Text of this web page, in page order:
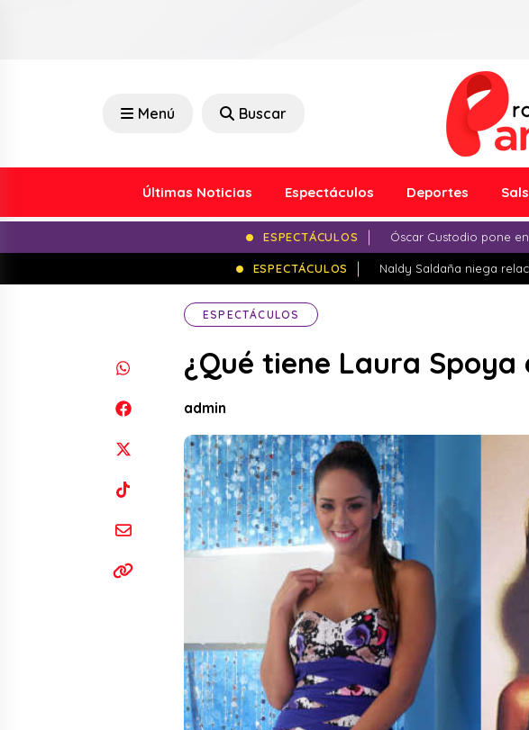
Menú Buscar
Últimas Noticias Espectáculos Deportes
ESPECTÁCULOS Óscar Custodio pone
ESPECTÁCULOS Naldy Saldaña niega
ESPECTÁCULOS
¿Qué tiene Laura Spoya
admin